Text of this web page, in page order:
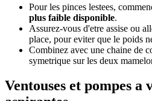
Pour les pinces lestees,
plus faible disponible.
Assurez-vous d'etre assise ou
place, pour eviter que le poids
Combinez avec une chaine de
symetrique sur les deux
Ventouses et pompes a